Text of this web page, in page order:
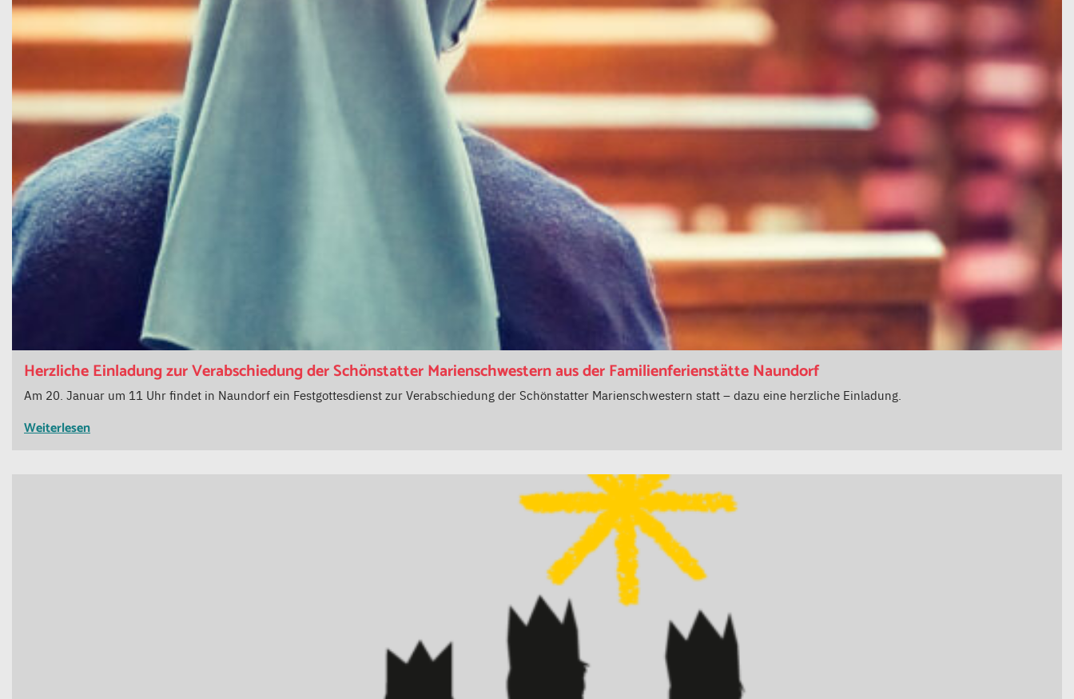
Herzliche Einladung zur Verabschiedung der Schönstatter Marienschwestern aus der Familienferienstätte Naundorf
Am 20. Januar um 11 Uhr findet in Naundorf ein Festgottesdienst zur Verabschiedung der Schönstatter Marienschwestern statt – dazu eine herzliche Einladung.
Weiterlesen